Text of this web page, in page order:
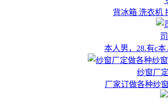
背冰箱 洗衣机
本人男，28.有c
纱窗厂
厂家订做各种纱